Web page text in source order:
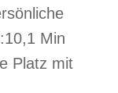
Min
Platz mit